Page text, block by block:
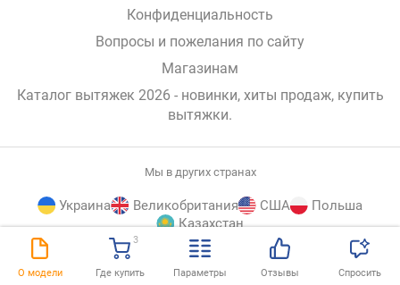
О модели Где купить
3
Параметры Отзывы Спросить
Конфиденциальность
Вопросы и пожелания по сайту
Магазинам
Каталог вытяжек 2026 - новинки, хиты продаж, купить
вытяжки.
Мы в других странах
Украина Великобритания США
Польша
Казахстан
© E-Katalog, 2026 НАВЕРХ